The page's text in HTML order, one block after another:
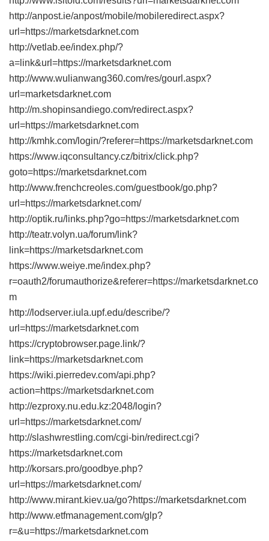
http://anpost.ie/anpost/mobile/mobileredirect.aspx?
url=https://marketsdarknet.com
http://vetlab.ee/index.php/?
a=link&url=https://marketsdarknet.com
http://www.wulianwang360.com/res/gourl.aspx?
url=marketsdarknet.com
http://m.shopinsandiego.com/redirect.aspx?
url=https://marketsdarknet.com
http://kmhk.com/login/?referer=https://marketsdarknet.com
https://www.iqconsultancy.cz/bitrix/click.php?
goto=https://marketsdarknet.com
http://www.frenchcreoles.com/guestbook/go.php?
url=https://marketsdarknet.com/
http://optik.ru/links.php?go=https://marketsdarknet.com
http://teatr.volyn.ua/forum/link?
link=https://marketsdarknet.com
https://www.weiye.me/index.php?
r=oauth2/forumauthorize&referer=https://marketsdarknet.co
m
http://lodserver.iula.upf.edu/describe/?
url=https://marketsdarknet.com
https://cryptobrowser.page.link/?
link=https://marketsdarknet.com
https://wiki.pierredev.com/api.php?
action=https://marketsdarknet.com
http://ezproxy.nu.edu.kz:2048/login?
url=https://marketsdarknet.com/
http://slashwrestling.com/cgi-bin/redirect.cgi?
https://marketsdarknet.com
http://korsars.pro/goodbye.php?
url=https://marketsdarknet.com/
http://www.mirant.kiev.ua/go?https://marketsdarknet.com
http://www.etfmanagement.com/glp?
r=&u=https://marketsdarknet.com